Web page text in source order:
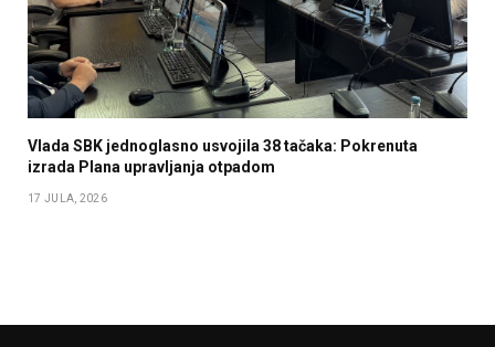
Vlada SBK jednoglasno usvojila 38 tačaka: Pokrenuta
izrada Plana upravljanja otpadom
17 JULA, 2026